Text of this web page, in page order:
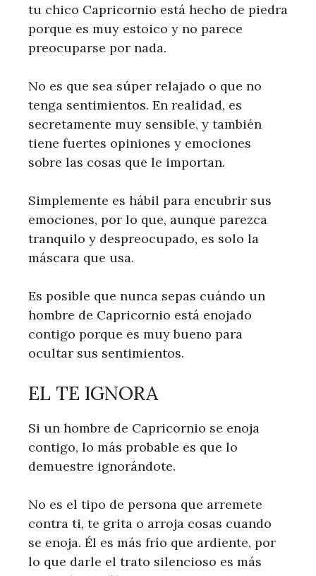
tu chico Capricornio está hecho de piedra
porque es muy estoico y no parece
preocuparse por nada.
No es que sea súper relajado o que no
tenga sentimientos. En realidad, es
secretamente muy sensible, y también
tiene fuertes opiniones y emociones
sobre las cosas que le importan.
Simplemente es hábil para encubrir sus
emociones, por lo que, aunque parezca
tranquilo y despreocupado, es solo la
máscara que usa.
Es posible que nunca sepas cuándo un
hombre de Capricornio está enojado
contigo porque es muy bueno para
ocultar sus sentimientos.
EL TE IGNORA
Si un hombre de Capricornio se enoja
contigo, lo más probable es que lo
demuestre ignorándote.
No es el tipo de persona que arremete
contra ti, te grita o arroja cosas cuando
se enoja. Él es más frío que ardiente, por
lo que darle el trato silencioso es más